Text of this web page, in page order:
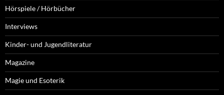
Hörspiele / Hörbücher
Interviews
Kinder- und Jugendliteratur
Magazine
Magie und Esoterik